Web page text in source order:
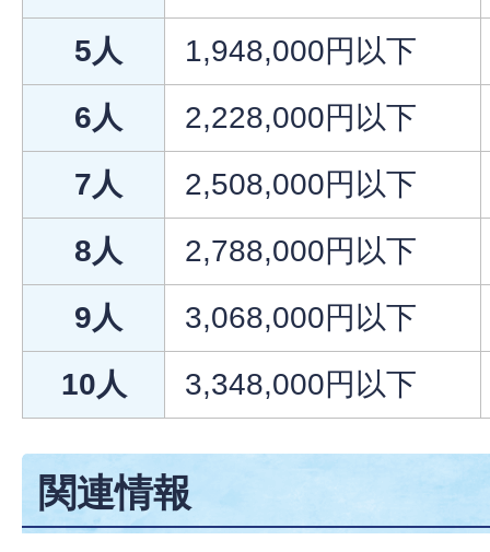
5人
1,948,000円以下
6人
2,228,000円以下
7人
2,508,000円以下
8人
2,788,000円以下
9人
3,068,000円以下
10人
3,348,000円以下
関連情報